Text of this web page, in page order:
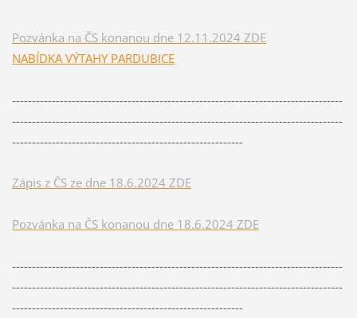
Pozvánka na ČS konanou dne 12.11.2024 ZDE
NABÍDKA VÝTAHY PARDUBICE
-----------------------------------------------------------------------------------
-----------------------------------------------------------------------------------
----------------------------------------------------------
Zápis z ČS ze dne 18.6.2024 ZDE
Pozvánka na ČS konanou dne 18.6.2024 ZDE
-----------------------------------------------------------------------------------
-----------------------------------------------------------------------------------
----------------------------------------------------------